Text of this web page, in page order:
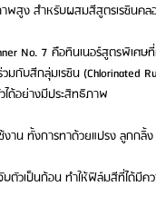
พสูง สำหรับผสมสีสูตรเรซินคล
No. 7 คือทินเนอร์สูตรพิเศษ
กับสีกลุ่มเรซิน (Chlorinated
ด้อย่างมีประสิทธิภาพ
าน ทั้งการทาด้วยแปรง ลูกกลิ้
บตัวเป็นก้อน ทำให้ฟิล์มสีที่ได้มีค